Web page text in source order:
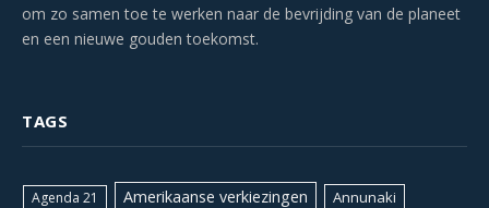
om zo samen toe te werken naar de bevrijding van de planeet
en een nieuwe gouden toekomst.
TAGS
Agenda 21 Amerikaanse verkiezingen Annunaki